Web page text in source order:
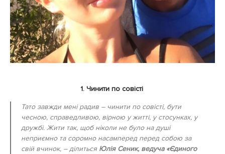
1. Чинити по совісті
Тато завжди мені радив – чинити по совісті, бути
чесною, справедливою, вірною у житті, у стосунках, у
дружбі. Жити так, щоб ніколи не було на душі
неприємно та соромно насамперед перед собою за
свій вчинок, – ділиться Юлія Сеник, ведуча «Єдиного